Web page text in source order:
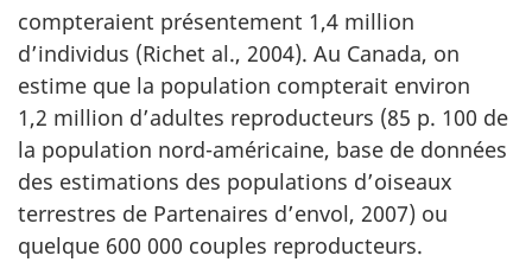
compteraient présentement 1,4 million
d’individus (Richet al., 2004). Au Canada, on
estime que la population compterait environ
1,2 million d’adultes reproducteurs (85 p. 100 de
la population nord-américaine, base de données
des estimations des populations d’oiseaux
terrestres de Partenaires d’envol, 2007) ou
quelque 600 000 couples reproducteurs.